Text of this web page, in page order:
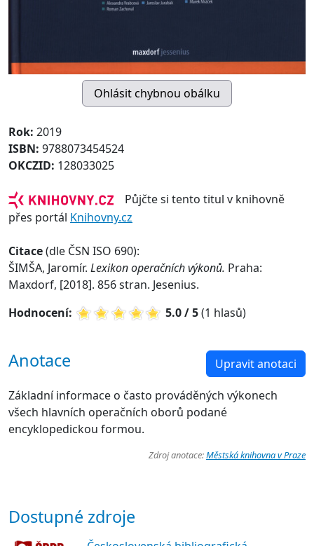
Rok: 2019
ISBN: 9788073454524
OKCZID: 128033025
Půjčte si tento titul v knihovně
přes portál Knihovny.cz
Citace(dle ČSN ISO 690):
ŠIMŠA, Jaromír. Lexikon operačních výkonů. Praha:
Maxdorf, [2018]. 856 stran. Jesenius.
Hodnocení:
5.0 / 5(1 hlasů)
Anotace Upravit anotaci
Základní informace o často prováděných výkonech
všech hlavních operačních oborů podané
encyklopedickou formou.
Zdroj anotace:Městská knihovna v Praze
Dostupné zdroje